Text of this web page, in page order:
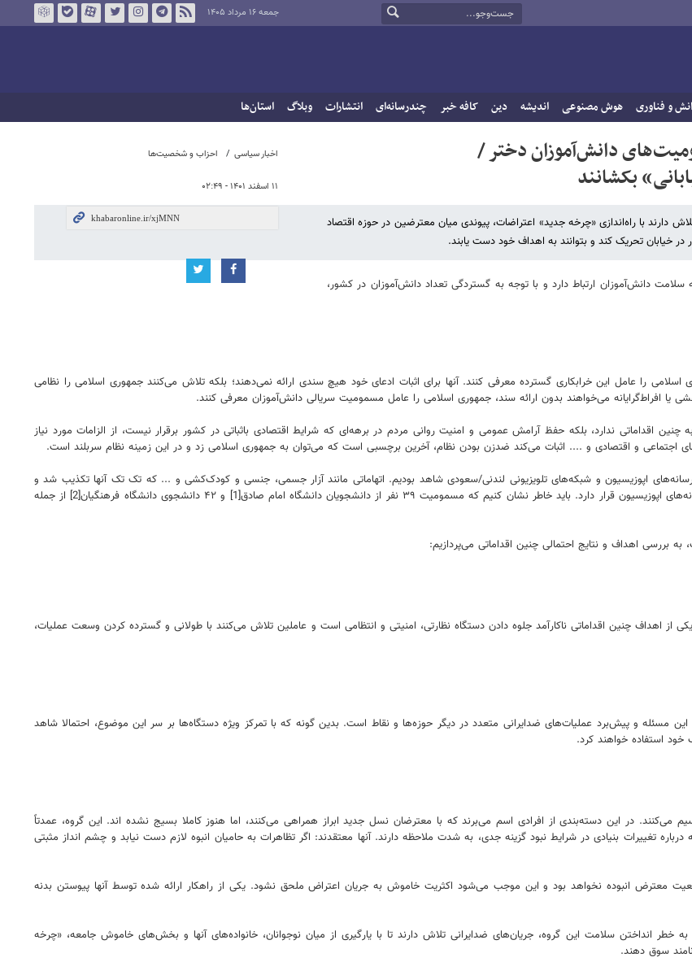
جمعه ۱۶ مرداد ۱۴۰۵
و فناوری هوش مصنوعی اندیشه دین کافه خبر چندرسانه‌ای انتشارات وبلاگ استان‌ها
اخبار سیاسی احزاب و شخصیت‌ها
۱۱ اسفند ۱۴۰۱ - ۰۲:۴۹
دانش‌آموزان دختر /
بکشانند
دارند با راه‌اندازی «چرخه جدید» اعتراضات، پیوندی میان معترضین در حوزه اقتصاد
خیابان تحریک کند و بتوانند به اهداف خود دست یابند.
دانش‌آموزان ارتباط دارد و با توجه به گستردگی تعداد دانش‌آموزان در کشور،
را عامل این خرابکاری‌ گسترده معرفی کنند. آنها برای اثبات ادعای خود هیچ سندی ارائه نمی‌دهند؛ بلکه تلاش می‌کنند جمهوری اسلامی را نظامی
یا افراط‌گرایانه می‌خواهند بدون ارائه سند، جمهوری اسلامی را عامل مسمومیت سریالی دانش‌آموزان معرفی کنند.
اقداماتی ندارد، بلکه حفظ آرامش عمومی و امنیت روانی مردم در برهه‌ای که شرایط اقتصادی باثباتی در کشور برقرار نیست، از الزامات مورد نیاز
اجتماعی و اقتصادی و .... اثبات می‌کند ضدزن بودن نظام، آخرین برچسبی است که می‌توان به جمهوری اسلامی زد و در این زمینه نظام سربلند است.
اپوزیسیون و شبکه‌های تلویزیونی لندنی/سعودی شاهد بودیم. اتهاماتی مانند آزار جسمی، جنسی و کودک‌کشی و ... که تک تک آنها تکذیب شد و
اثبات هم نشد. این بار هم انتساب مسمومیت‌های به عوامل حکومتی، در سر خط رسانه‌های اپوزیسیون قرار دارد. باید خاطر نشان کنیم که مسمومیت ۳۹ نفر از دانشجویان دانشگاه امام صادق[1] و ۴۲ دانشجوی دانشگاه فرهنگیان[2] از جمله
بررسی اهداف و نتایج احتمالی چنین اقداماتی می‌پردازیم:
یک نفر، یکی از اهداف چنین اقداماتی ناکارآمد جلوه دادن دستگاه نظارتی، امنیتی و انتظامی است و عاملین تلاش می‌کنند با طولانی و گسترده کردن وسعت عملیات،
مسئله و پیش‌برد عملیات‌های ضدایرانی متعدد در دیگر حوزه‌ها و نقاط است. بدین گونه که با تمرکز ویژه دستگاه‌ها بر سر این موضوع، احتمالا شاهد
استفاده خواهند کرد.
آمریکایی در طرح‌ریزی‌های خود علیه ایران، مردم را به چند دسته[3] تقسیم می‌کنند. در این دسته‌بندی از افرادی اسم می‌برند که با معترضان نسل جدید ابراز همراهی می‌کنند، اما هنوز کاملا بسیج نشده اند. این گروه،‌ عمدتاً
تغییرات بنیادی در شرایط نبود گزینه جدی، به شدت ملاحظه دارند. آنها معتقدند: اگر تظاهرات به حامیان انبوه لازم دست نیابد و چشم انداز مثبتی
معترض انبوده نخواهد بود و این موجب می‌شود اکثریت خاموش به جریان اعتراض ملحق نشود. یکی از راهکار ارائه شده توسط آنها پیوستن بدنه
انداختن سلامت این گروه، جریان‌های ضدایرانی تلاش دارند تا با یارگیری از میان نوجوانان، خانواده‌های آنها و بخش‌های خاموش جامعه، «چرخه
سوق دهند.